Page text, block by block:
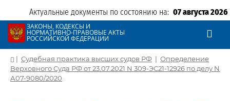
Актуальные документы по состоянию на: 07 августа 2026
ЗАКОНЫ, КОДЕКСЫ И
НОРМАТИВНО-ПРАВОВЫЕ АКТЫ
РОССИЙСКОЙ ФЕДЕРАЦИИ
| Судебная практика высших судов РФ | Определение
Верховного Суда РФ от 23.07.2021 N 309-ЭС21-12926 по делу N
А07-9080/2020